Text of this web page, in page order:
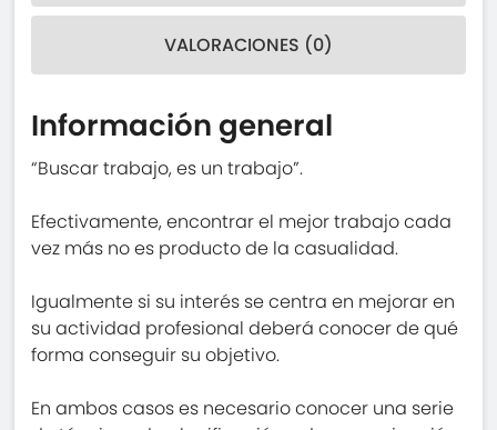
VALORACIONES (0)
Información general
“Buscar trabajo, es un trabajo”.
Efectivamente, encontrar el mejor trabajo cada
vez más no es producto de la casualidad.
Igualmente si su interés se centra en mejorar en
su actividad profesional deberá conocer de qué
forma conseguir su objetivo.
En ambos casos es necesario conocer una serie